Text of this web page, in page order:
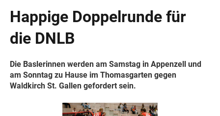
Happige Doppelrunde für
die DNLB
Die Baslerinnen werden am Samstag in Appenzell und
am Sonntag zu Hause im Thomasgarten gegen
Waldkirch St. Gallen gefordert sein.